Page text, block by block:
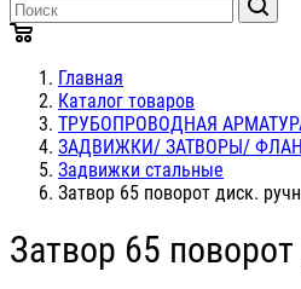
Главная
Каталог товаров
ТРУБОПРОВОДНАЯ
ЗАДВИЖКИ/ ЗАТВОРЫ/
Задвижки стальные
Затвор 65 поворот диск.
Затвор 65